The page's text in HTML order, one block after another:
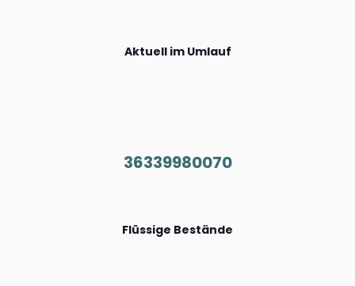
Aktuell im Umlauf
36339980070
Flüssige Bestände